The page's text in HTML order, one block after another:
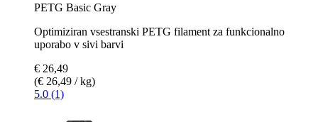
PETG Basic Gray
Optimiziran vsestranski PETG filament za funkcionalno
uporabo v sivi barvi
€ 26,49
(€ 26,49 / kg)
5.0 (1)